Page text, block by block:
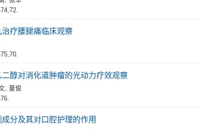
《药学实践与服务
疗腰腿痛临床观察
二醇对消化道肿瘤的光动力疗效观察
, 夏俊
成分及其对口腔护理的作用